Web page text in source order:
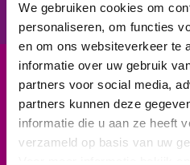
We gebruiken cookies om
personaliseren, om functies
en om ons websiteverkeer te
informatie over uw gebruik
partners voor social media,
partners kunnen deze
informatie die u aan ze heeft
verzameld op basis van uw
Leerweg / niveau
BBL / 2
2 jaar